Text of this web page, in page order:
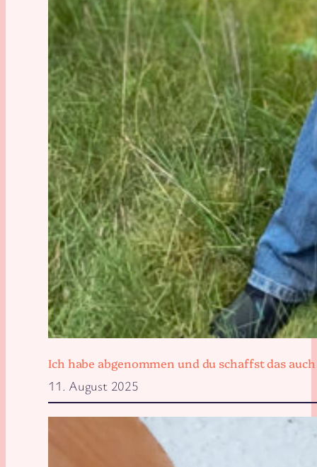
Ich habe abgenommen und du schaffst das auch
11. August 2025